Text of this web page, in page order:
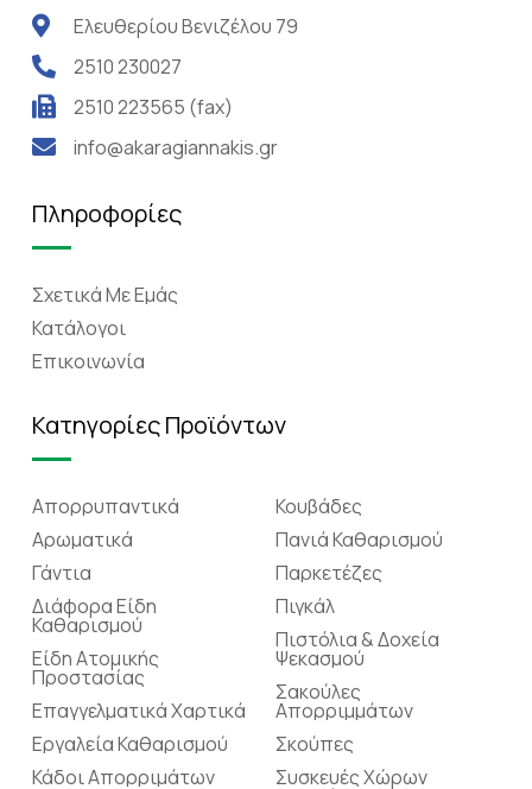
Ελευθερίου Βενιζέλου 79
2510 230027
2510 223565 (fax)
info@akaragiannakis.gr
Πληροφορίες
Σχετικά Mε Eμάς
Κατάλογοι
Επικοινωνία
Κατηγορίες Προϊόντων
Απορρυπαντικά
Αρωματικά
Γάντια
Διάφορα Είδη
Καθαρισμού
Είδη Ατομικής
Προστασίας
Επαγγελματικά Χαρτικά
Εργαλεία Καθαρισμού
Κάδοι Απορριμάτων
Κουβάδες
Πανιά Καθαρισμού
Παρκετέζες
Πιγκάλ
Πιστόλια & Δοχεία
Ψεκασμού
Σακούλες
Απορριμμάτων
Σκούπες
Συσκευές Χώρων